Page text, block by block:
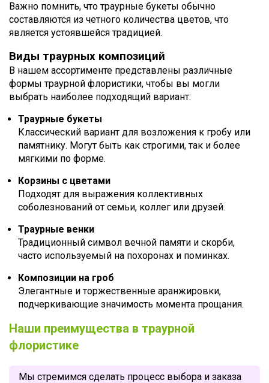
Важно помнить, что траурные букеты обычно
составляются из четного количества цветов, что
является устоявшейся традицией.
Виды траурных композиций
В нашем ассортименте представлены различные
формы траурной флористики, чтобы вы могли
выбрать наиболее подходящий вариант:
Траурные букеты
Классический вариант для возложения к гробу или
памятнику. Могут быть как строгими, так и более
мягкими по форме.
Корзины с цветами
Подходят для выражения коллективных
соболезнований от семьи, коллег или друзей.
Траурные венки
Традиционный символ вечной памяти и скорби,
часто используемый на похоронах и поминках.
Композиции на гроб
Элегантные и торжественные аранжировки,
подчеркивающие значимость момента прощания.
Наши преимущества в траурной
флористике
Мы стремимся сделать процесс выбора и заказа